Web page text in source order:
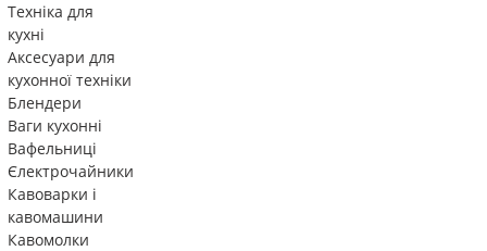
Техніка для
кухні
Аксесуари для
кухонної техніки
Блендери
Ваги кухонні
Вафельниці
Єлектрочайники
Кавоварки і
кавомашини
Кавомолки